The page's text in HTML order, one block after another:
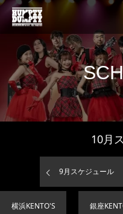
10月
9月スケジュール
横浜KENTO'S 銀座